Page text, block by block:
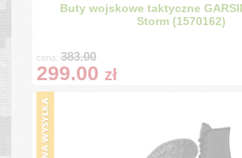
Buty wojskowe taktyczne
Storm (1570162)
cena:383.00
299.00 zł